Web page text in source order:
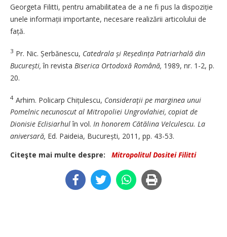
Georgeta Filitti, pentru amabilitatea de a ne fi pus la dispoziție
unele infor­mații importante, necesare realizării articolului de
față.
3 Pr. Nic. Șerbănescu, Catedrala și Reședința Patriarhală din
București,în revista Biserica Ortodoxă Română, 1989, nr. 1-2, p.
20.
4 Arhim. Policarp Chițulescu, Consideraţii pe marginea unui
Pomelnic necunoscut al Mitropoliei Ungrovlahiei, copiat de
Dionisie Eclisiarhulîn vol. In honorem Cătălina Velculescu. La
aniversară, Ed. Paideia, București, 2011, pp. 43-53.
Citeşte mai multe despre:
Mitropolitul Dositei Filitti